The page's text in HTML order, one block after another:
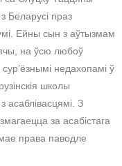
Беларусі праз
Ейны сын з аўтызмам
на ўсю любоў
недахопамі ў
школы
асаблівасцямі. З
за асабістага
права паводле